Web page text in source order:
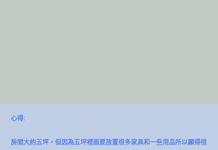
心得:
房間大約五坪，但因為五坪裡面要放置很多家具和一些用品所以顯得很